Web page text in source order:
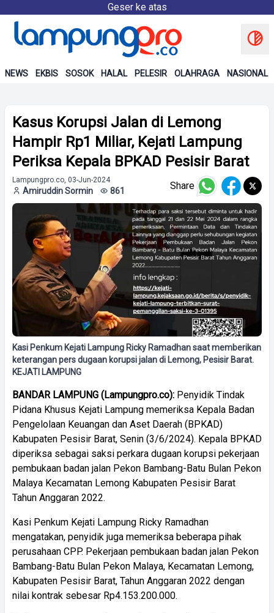
Geser ke atas
NEWS EKBIS SOSOK HALAL PELESIR OLAHRAGA NASIONAL
Kasus Korupsi Jalan di Lemong
Hampir Rp1 Miliar, Kejati Lampung
Periksa Kepala BPKAD Pesisir Barat
Lampungpro.co, 03-Jun-2024
Amiruddin Sormin 861 Share
Kasi Penkum Kejati Lampung Ricky Ramadhan saat memberikan
keterangan pers dugaan korupsi jalan di Lemong, Pesisir Barat.
KEJATI LAMPUNG
BANDAR LAMPUNG (Lampungpro.co): Penyidik Tindak
Pidana Khusus Kejati Lampung memeriksa Kepala Badan
Pengelolaan Keuangan dan Aset Daerah (BPKAD)
Kabupaten Pesisir Barat, Senin (3/6/2024). Kepala BPKAD
diperiksa sebagai saksi perkara dugaan korupsi pekerjaan
pembukaan badan jalan Pekon Bambang-Batu Bulan Pekon
Malaya Kecamatan Lemong Kabupaten Pesisir Barat
Tahun Anggaran 2022.
Kasi Penkum Kejati Lampung Ricky Ramadhan
mengatakan, penyidik juga memeriksa beberapa pihak
perusahaan CPP. Pekerjaan pembukaan badan jalan Pekon
Bambang-Batu Bulan Pekon Malaya, Kecamatan Lemong,
Kabupaten Pesisir Barat, Tahun Anggaran 2022 dengan
nilai kontrak sebesar Rp4.153.200.000.